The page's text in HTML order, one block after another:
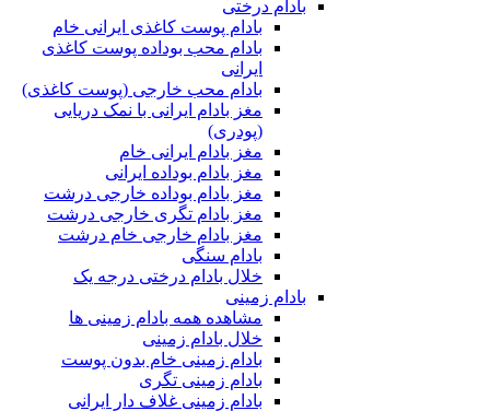
بادام درختی
بادام پوست کاغذی ایرانی خام
بادام محب بوداده پوست کاغذی
ایرانی
بادام محب خارجی (پوست کاغذی)
مغز بادام ایرانی با نمک دریایی
(پودری)
مغز بادام ایرانی خام
مغز بادام بوداده ایرانی
مغز بادام بوداده خارجی درشت
مغز بادام تگری خارجی درشت
مغز بادام خارجی خام درشت
بادام سنگی
خلال بادام درختی درجه یک
بادام زمینی
مشاهده همه بادام زمینی ها
خلال بادام زمینی
بادام زمینی خام بدون پوست
بادام زمینی تگری
بادام زمینی غلاف دار ایرانی